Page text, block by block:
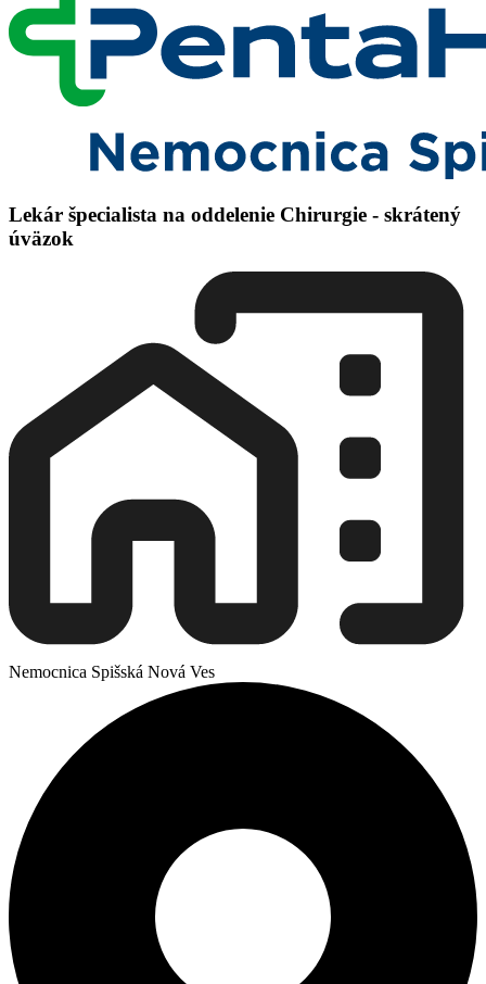
Lekár špecialista na oddelenie Chirurgie - skrátený
úväzok
Nemocnica Spišská Nová Ves